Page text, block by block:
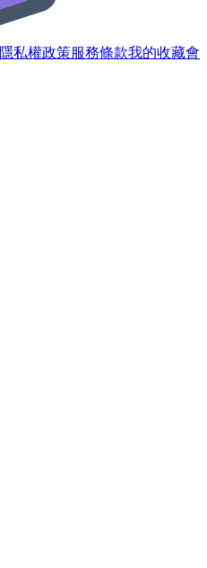
隱私權政策服務條款我的收藏會